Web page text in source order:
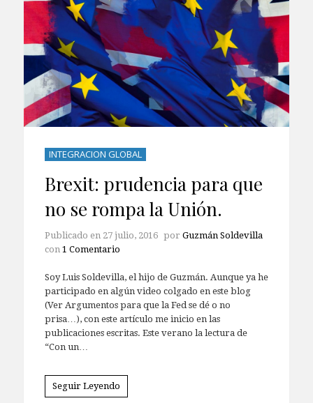
INTEGRACION GLOBAL
Brexit: prudencia para que
no se rompa la Unión.
Publicado en 27 julio, 2016 por Guzmán Soldevilla
con 1 Comentario
Soy Luis Soldevilla, el hijo de Guzmán. Aunque ya he
participado en algún video colgado en este blog
(Ver Argumentos para que la Fed se dé o no
prisa…), con este artículo me inicio en las
publicaciones escritas. Este verano la lectura de
“Con un…
Seguir Leyendo